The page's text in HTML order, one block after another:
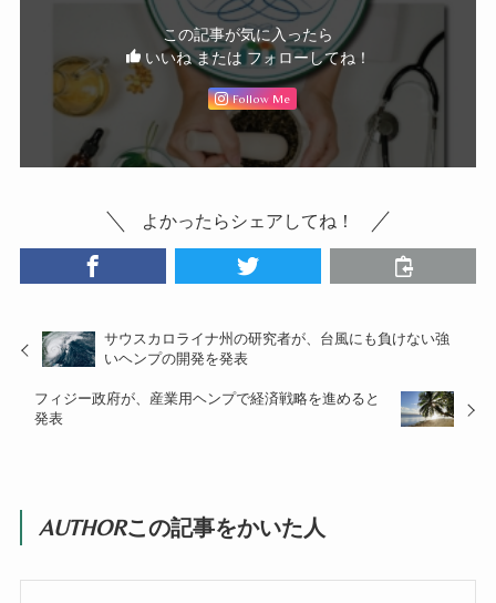
この記事が気に入ったら
いいね または フォローしてね！
Follow Me
よかったらシェアしてね！
サウスカロライナ州の研究者が、台風にも負けない強
いヘンプの開発を発表
フィジー政府が、産業用ヘンプで経済戦略を進めると
発表
AUTHORこの記事をかいた人